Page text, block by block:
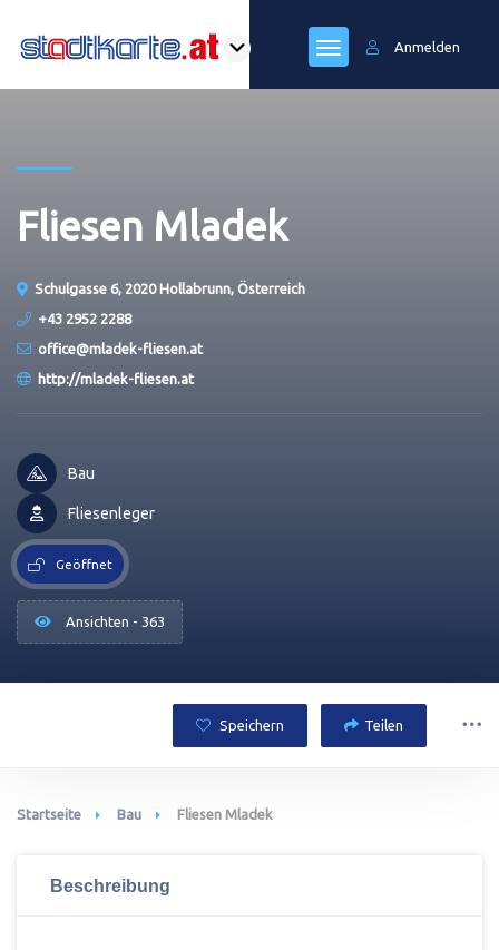
Anmelden
Fliesen Mladek
Schulgasse 6, 2020 Hollabrunn, Österreich
+43 2952 2288
office@mladek-fliesen.at
http://mladek-fliesen.at
Bau
Fliesenleger
Geöffnet
Ansichten - 363
Speichern Teilen
Startseite Bau Fliesen Mladek
Beschreibung